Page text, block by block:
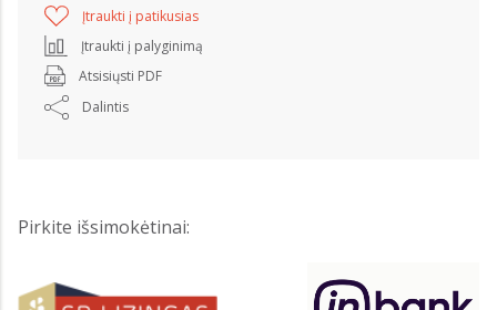
Įtraukti į patikusias
Įtraukti į palyginimą
Atsisiųsti PDF
Dalintis
Pirkite išsimokėtinai: